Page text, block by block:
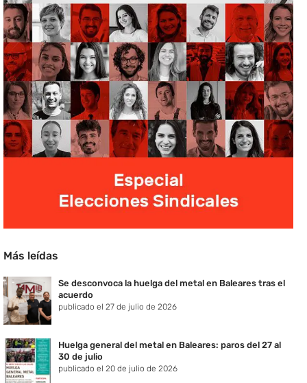
Más leídas
Se desconvoca la huelga del metal en Baleares tras el
acuerdo
publicado el 27 de julio de 2026
Huelga general del metal en Baleares: paros del 27 al
30 de julio
publicado el 20 de julio de 2026